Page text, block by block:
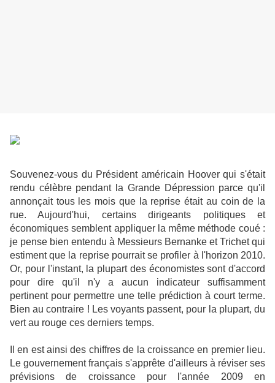
Souvenez-vous du Président américain Hoover qui s'était
rendu célèbre pendant la Grande Dépression parce qu'il
annonçait tous les mois que la reprise était au coin de la
rue. Aujourd'hui, certains dirigeants politiques et
économiques semblent appliquer la même méthode coué :
je pense bien entendu à Messieurs Bernanke et Trichet qui
estiment que la reprise pourrait se profiler à l'horizon 2010.
Or, pour l'instant, la plupart des économistes sont d'accord
pour dire qu'il n'y a aucun indicateur suffisamment
pertinent pour permettre une telle prédiction à court terme.
Bien au contraire ! Les voyants passent, pour la plupart, du
vert au rouge ces derniers temps.
Il en est ainsi des chiffres de la croissance en premier lieu.
Le gouvernement français s'apprête d'ailleurs à réviser ses
prévisions de croissance pour l'année 2009 en